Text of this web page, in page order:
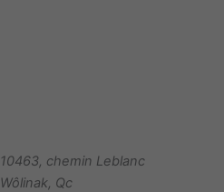
10463, chemin Leblanc
Wôlinak, Qc